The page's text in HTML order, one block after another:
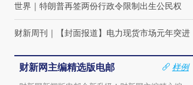
世界 ｜ 特朗普再签两份行政令限制出生公民权
财新周刊 ｜ 【封面报道】电力现货市场元年突进
财新网主编精选版电邮
样例